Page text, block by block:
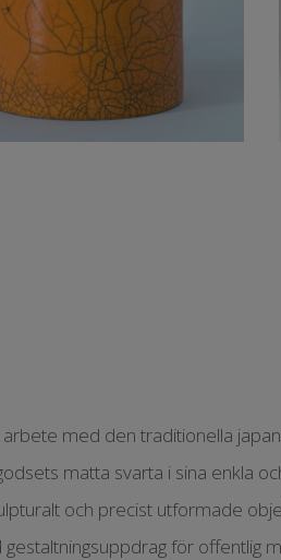
med den traditionella
matta svarta i sina enkla
och precist utformade
för offentlig